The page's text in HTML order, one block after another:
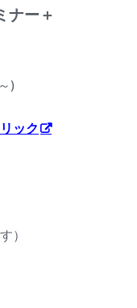
ナー＋
)
ック
）